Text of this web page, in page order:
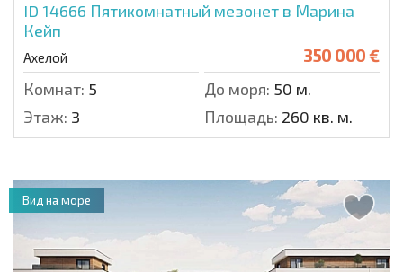
ID 14666 Пятикомнатный мезонет в Марина
Кейп
Ахелой 350 000 €
Комнат: 5 До моря: 50 м.
Этаж: 3 Площадь: 260 кв. м.
Вид на море